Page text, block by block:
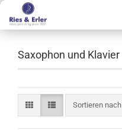
Saxophon und Klavier
Sortieren nach